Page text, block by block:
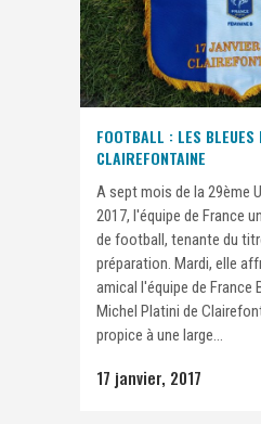
FOOTBALL : LES BLEUES
CLAIREFONTAINE
A sept mois de la 29ème
2017, l'équipe de France
de football, tenante du
préparation. Mardi, elle
amical l'équipe de France
Michel Platini de
propice à une large...
17 janvier, 2017